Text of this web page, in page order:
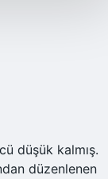
düşük kalmış.
düzenlenen